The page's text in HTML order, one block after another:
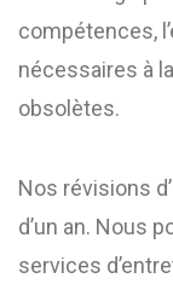
compétences,
nécessaires à
obsolètes.
Nos révisions
d’un an. Nous
services